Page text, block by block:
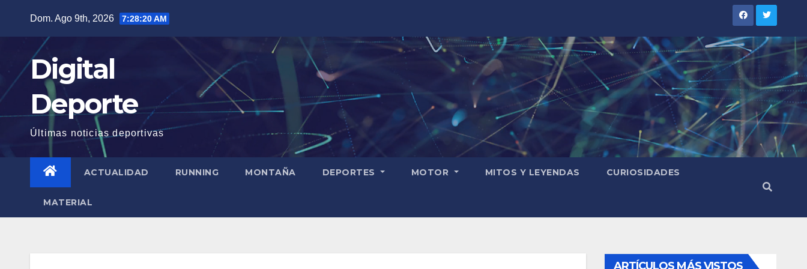
contenido
Dom. Ago 9th, 2026 7:28:20 AM
Digital
Deporte
Últimas noticias deportivas
ACTUALIDAD RUNNING MONTAÑA DEPORTES MOTOR MITOS Y LEYENDAS CURIOSIDADES
MATERIAL
ARTÍCULOS MÁS VISTOS